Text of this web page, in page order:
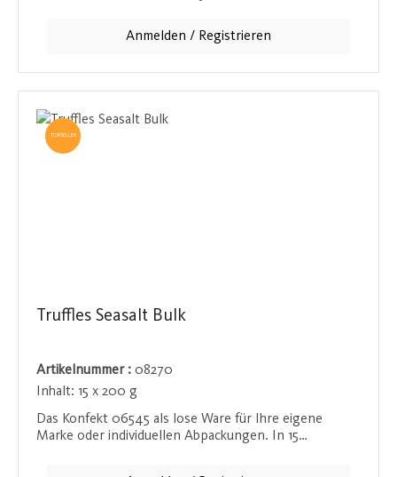
Schokoladengeschmack machen es zu einer wahren
kleine süße Belohnung im Alltag.
Anmelden / Registrieren
TOPSELLER
Truffles Seasalt Bulk
Artikelnummer : 08270
Inhalt: 15 x 200 g
Das Konfekt 06545 als lose Ware für Ihre eigene
Marke oder individuellen Abpackungen. In 15